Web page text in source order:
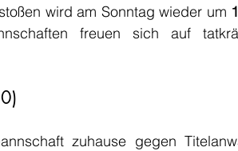
wird am Sonntag wieder um
freuen sich auf
zuhause gegen